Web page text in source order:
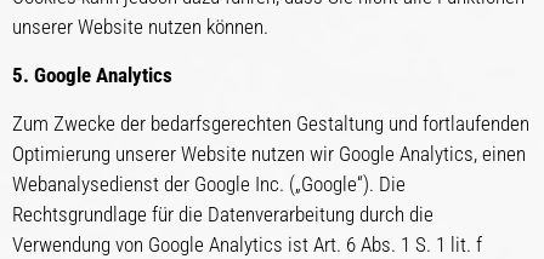
unserer Website nutzen können.
5. Google Analytics
Zum Zwecke der bedarfsgerechten Gestaltung und fortlaufenden
Optimierung unserer Website nutzen wir Google Analytics, einen
Webanalysedienst der Google Inc. („Google“). Die
Rechtsgrundlage für die Datenverarbeitung durch die
Verwendung von Google Analytics ist Art. 6 Abs. 1 S. 1 lit. f